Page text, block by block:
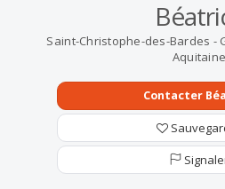
Saint-Christophe-des-Bardes -
Aquitaine
Contacter